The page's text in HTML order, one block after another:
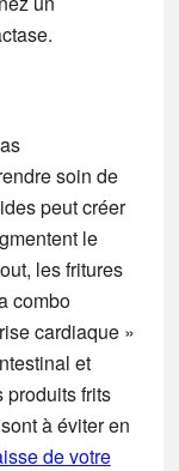
soin de
peut créer
le
les fritures
combo
cardiaque »
et
produits frits
à éviter en
de votre